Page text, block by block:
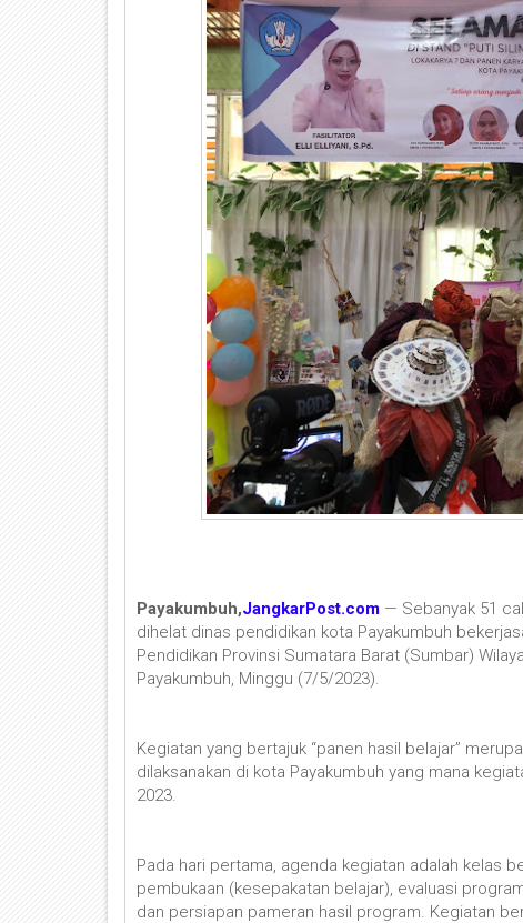
Payakumbuh,JangkarPost.com — Sebanyak 51
dihelat dinas pendidikan kota Payakumbuh
Pendidikan Provinsi Sumatara Barat (Sumbar)
Payakumbuh, Minggu (7/5/2023).
Kegiatan yang bertajuk “panen hasil belajar”
dilaksanakan di kota Payakumbuh yang mana
2023.
Pada hari pertama, agenda kegiatan adalah kelas
pembukaan (kesepakatan belajar), evaluasi
dan persiapan pameran hasil program. Kegiatan